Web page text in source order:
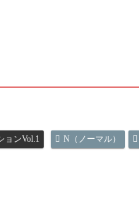
ョンVol.1 N（ノーマル）